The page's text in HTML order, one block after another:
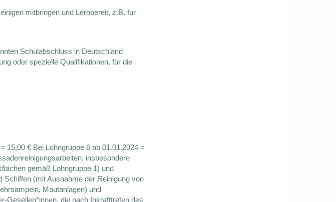
mitbringen und Lernbereit, z.B. für
Schulabschluss in Deutschland
oder spezielle Qualifikationen, für die
15,00 € Bei Lohngruppe 6 ab 01.01.2024 =
insbesondere
gemäß Lohngruppe 1) und
Schiffen (mit Ausnahme der Reinigung von
Mautanlagen) und
Gesellen*innen, die nach Inkrafttreten des